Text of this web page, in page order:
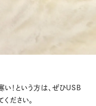
い！という方は、ぜひUSB
ださい。